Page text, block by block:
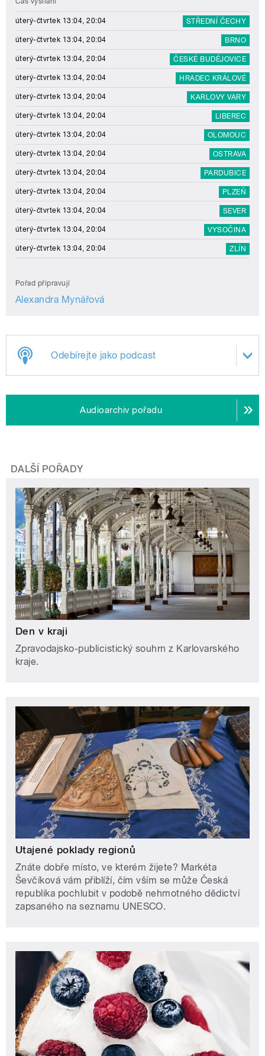
úterý-čtvrtek 13:04, 20:04 STŘEDNÍ ČECHY
úterý-čtvrtek 13:04, 20:04 BRNO
úterý-čtvrtek 13:04, 20:04 ČESKÉ BUDĚJOVICE
úterý-čtvrtek 13:04, 20:04 HRADEC KRÁLOVÉ
úterý-čtvrtek 13:04, 20:04 KARLOVY VARY
úterý-čtvrtek 13:04, 20:04 LIBEREC
úterý-čtvrtek 13:04, 20:04 OLOMOUC
úterý-čtvrtek 13:04, 20:04 OSTRAVA
úterý-čtvrtek 13:04, 20:04 PARDUBICE
úterý-čtvrtek 13:04, 20:04 PLZEŇ
úterý-čtvrtek 13:04, 20:04 SEVER
úterý-čtvrtek 13:04, 20:04 VYSOČINA
úterý-čtvrtek 13:04, 20:04 ZLÍN
Pořad připravují
Alexandra Mynářová
Odebírejte jako podcast
Audioarchiv pořadu
DALŠÍ POŘADY
Den v kraji
Zpravodajsko-publicistický souhrn z Karlovarského
kraje.
Utajené poklady regionů
Znáte dobře místo, ve kterém žijete? Markéta
Ševčíková vám přiblíží, čím vším se může Česká
republika pochlubit v podobě nehmotného dědictví
zapsaného na seznamu UNESCO.